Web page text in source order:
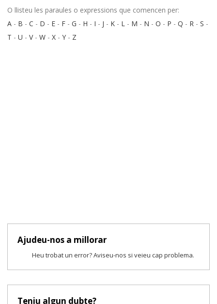
O llisteu les paraules o expressions que comencen per:
A - B - C - D - E - F - G - H - I - J - K - L - M - N - O - P - Q - R - S -
T - U - V- W - X - Y - Z
Ajudeu-nos a millorar
Heu trobat un error? Aviseu-nos si veieu cap problema.
Teniu algun dubte?